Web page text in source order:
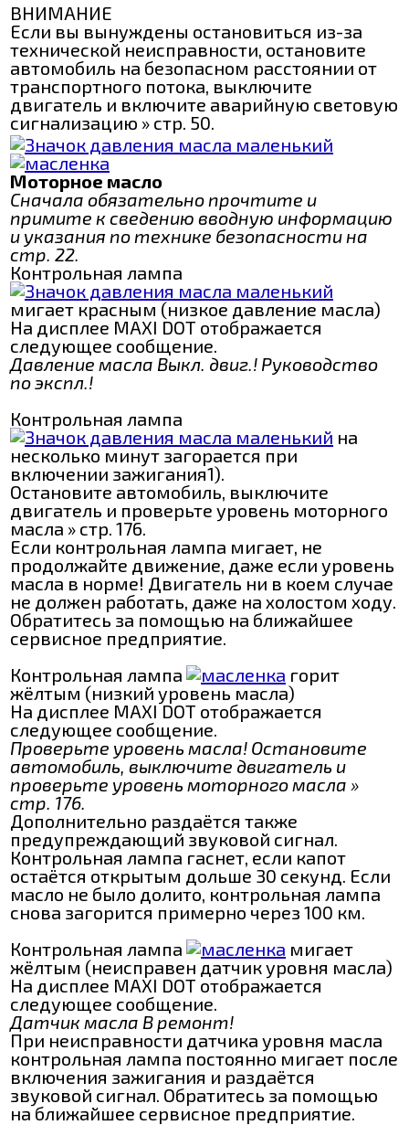
ВНИМАНИЕ
Если вы вынуждены остановиться из-за
технической неисправности, остановите
автомобиль на безопасном расстоянии от
транспортного потока, выключите
двигатель и включите аварийную световую
сигнализацию » стр. 50.
Моторное масло
Сначала обязательно прочтите и
примите к сведению вводную информацию
и указания по технике безопасности на
стр. 22.
Контрольная лампа
мигает красным (низкое давление масла)
На дисплее MAXI DOT отображается
следующее сообщение.
Давление масла Выкл. двиг.! Руководство
по экспл.!
Контрольная лампа
на
несколько минут загорается при
включении зажигания1).
Остановите автомобиль, выключите
двигатель и проверьте уровень моторного
масла » стр. 176.
Если контрольная лампа мигает, не
продолжайте движение, даже если уровень
масла в норме! Двигатель ни в коем случае
не должен работать, даже на холостом ходу.
Обратитесь за помощью на ближайшее
сервисное предприятие.
Контрольная лампа
горит
жёлтым (низкий уровень масла)
На дисплее MAXI DOT отображается
следующее сообщение.
Проверьте уровень масла! Остановите
автомобиль, выключите двигатель и
проверьте уровень моторного масла »
стр. 176.
Дополнительно раздаётся также
предупреждающий звуковой сигнал.
Контрольная лампа гаснет, если капот
остаётся открытым дольше 30 секунд. Если
масло не было долито, контрольная лампа
снова загорится примерно через 100 км.
Контрольная лампа
мигает
жёлтым (неисправен датчик уровня масла)
На дисплее MAXI DOT отображается
следующее сообщение.
Датчик масла В ремонт!
При неисправности датчика уровня масла
контрольная лампа постоянно мигает после
включения зажигания и раздаётся
звуковой сигнал. Обратитесь за помощью
на ближайшее сервисное предприятие.